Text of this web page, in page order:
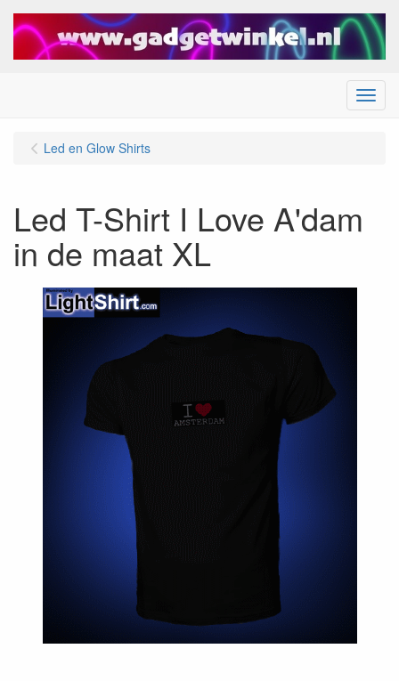
Menu
Led en Glow Shirts
Led T-Shirt I Love A'dam
in de maat XL